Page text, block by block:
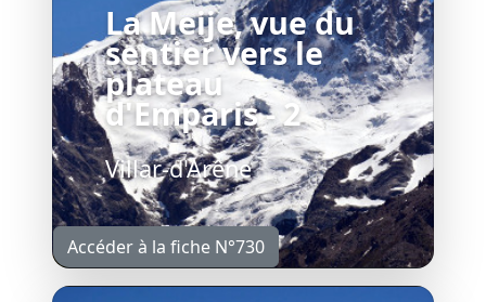
La Meije, vue du
sentier vers le
plateau
d'Emparis - 2
Villar-d'Arêne
Accéder à la fiche N°730